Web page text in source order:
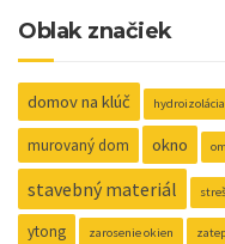
Oblak značiek
domov na klúč hydroizolácia
murovaný dom okno
stavebný materiál
ytong zarosenie okien